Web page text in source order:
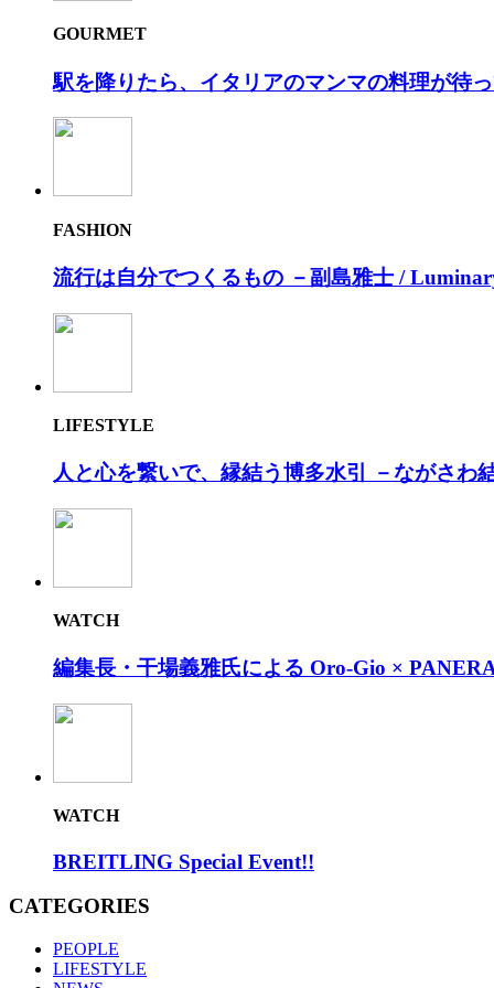
GOURMET
駅を降りたら、イタリアのマンマの料理が待
FASHION
流⾏は⾃分でつくるもの －副島雅⼠ /
LIFESTYLE
人と心を繋いで、縁結う博多水引 －ながさわ
WATCH
編集長・干場義雅氏による Oro-Gio ×
WATCH
BREITLING Special Event!!
CATEGORIES
PEOPLE
LIFESTYLE